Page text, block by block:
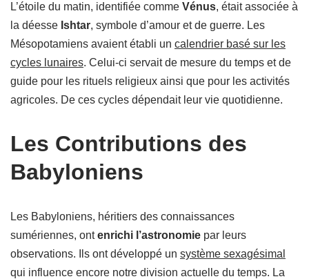
L’étoile du matin, identifiée comme Vénus, était associée à
la déesse Ishtar, symbole d’amour et de guerre. Les
Mésopotamiens avaient établi un calendrier basé sur les
cycles lunaires. Celui-ci servait de mesure du temps et de
guide pour les rituels religieux ainsi que pour les activités
agricoles. De ces cycles dépendait leur vie quotidienne.
Les Contributions des
Babyloniens
Les Babyloniens, héritiers des connaissances
sumériennes, ontenrichi l’astronomie par leurs
observations. Ils ont développé un système sexagésimal
qui influence encore notre division actuelle du temps. La